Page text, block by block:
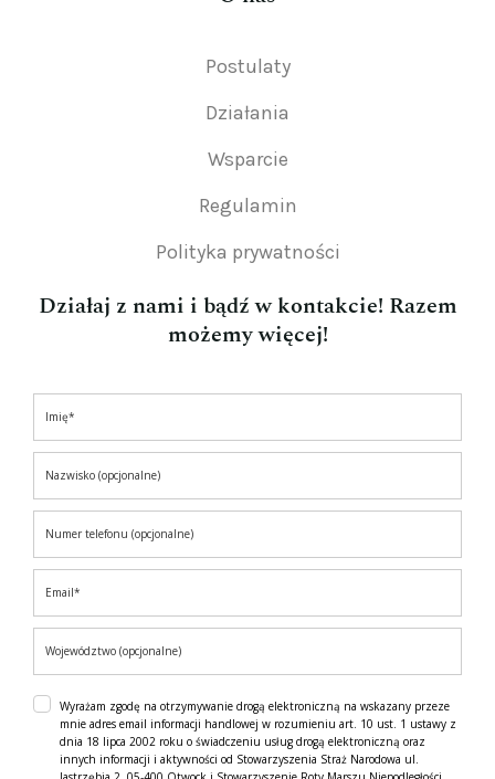
Postulaty
Działania
Wsparcie
Regulamin
Polityka prywatności
Działaj z nami i bądź w kontakcie! Razem
możemy więcej!
Wyrażam zgodę na otrzymywanie drogą elektroniczną na wskazany przeze
mnie adres email informacji handlowej w rozumieniu art. 10 ust. 1 ustawy z
dnia 18 lipca 2002 roku o świadczeniu usług drogą elektroniczną oraz
innych informacji i aktywności od Stowarzyszenia Straż Narodowa ul.